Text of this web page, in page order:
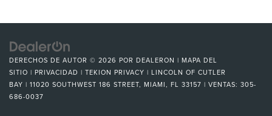
DERECHOS DE AUTOR © 2026 POR DEALERON | MAPA DEL
SITIO | PRIVACIDAD | TEKION PRIVACY | LINCOLN OF CUTLER
BAY | 11020 SOUTHWEST 186 STREET, MIAMI, FL 33157 | VENTAS: 305-
686-0037